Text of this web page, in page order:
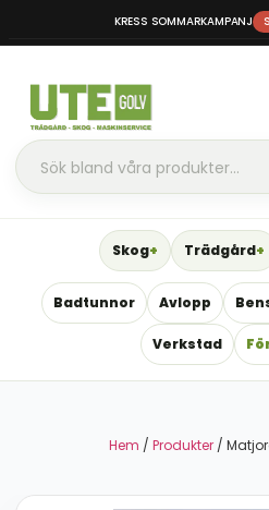
KRESS SOMMARKAMPANJ
Skog Trädgård
Badtunnor Avlopp
Verkstad
Hem / Produkter /